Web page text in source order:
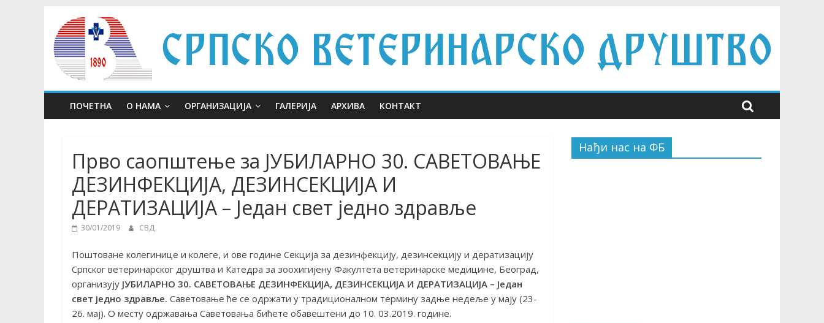
content
ПОЧЕТНА О НАМА ОРГАНИЗАЦИЈА ГАЛЕРИЈА АРХИВА КОНТАКТ
Прво саопштење за ЈУБИЛАРНО 30. САВЕТОВАЊЕ
ДЕЗИНФЕКЦИЈА, ДЕЗИНСЕКЦИЈА И
ДЕРАТИЗАЦИЈА – Један свет једно здравље
30/01/2019 СВД
Поштоване колегинице и колеге, и ове године Секција за дезинфекцију, дезинсекцију и дератизацију
Српског ветеринарског друштва и Катедра за зоохигијену Факултeта ветеринарске медицине, Београд,
организују ЈУБИЛАРНО 30. САВЕТОВАЊЕ ДЕЗИНФЕКЦИЈА, ДЕЗИНСЕКЦИЈА И ДЕРАТИЗАЦИЈА – Један
свет једно здравље. Саветовање ће се одржати у традиционалном термину задње недеље у мају (23-
26. мај). О месту одржавања Саветовања бићете обавештени до 10. 03.2019. године.
Нађи нас на ФБ